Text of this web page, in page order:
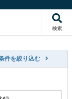
検索
件を絞り込む